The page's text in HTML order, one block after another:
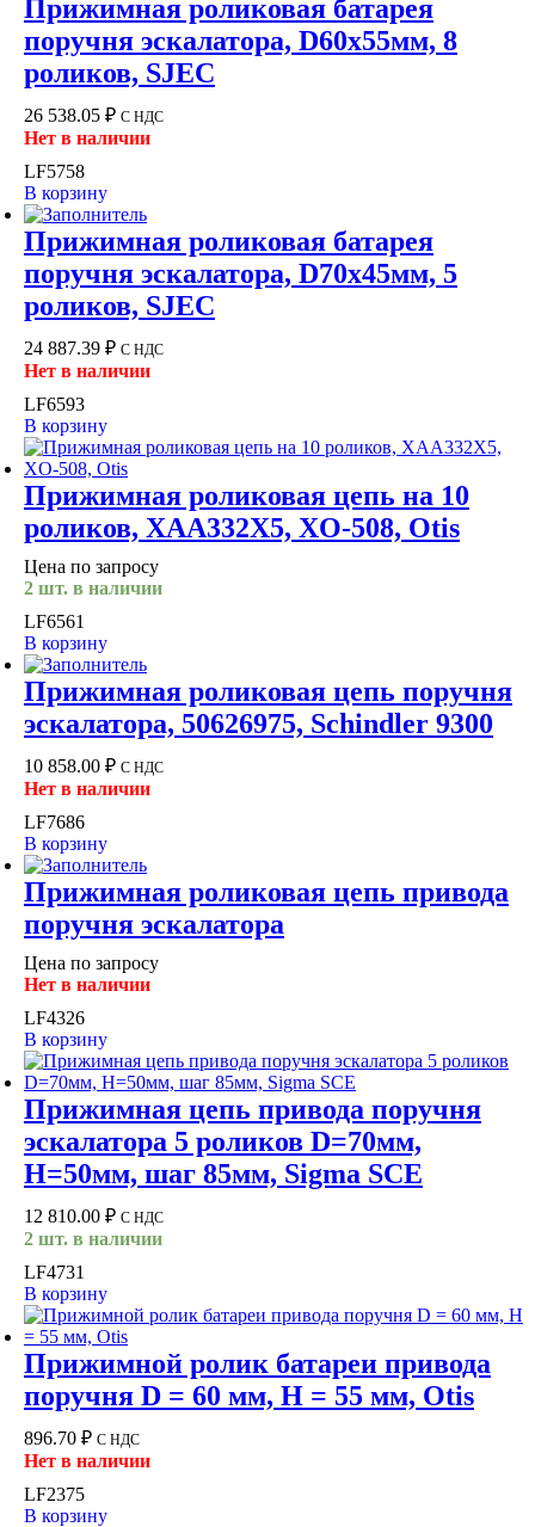
Прижимная роликовая батарея
поручня эскалатора, D60x55мм, 8
роликов, SJEC
26 538.05 ₽ С НДС
Нет в наличии
LF5758
В корзину
Прижимная роликовая батарея
поручня эскалатора, D70x45мм, 5
роликов, SJEC
24 887.39 ₽ С НДС
Нет в наличии
LF6593
В корзину
Прижимная роликовая цепь на 10
роликов, XAA332X5, XO-508, Otis
Цена по запросу
2 шт. в наличии
LF6561
В корзину
Прижимная роликовая цепь поручня
эскалатора, 50626975, Schindler 9300
10 858.00 ₽ С НДС
Нет в наличии
LF7686
В корзину
Прижимная роликовая цепь привода
поручня эскалатора
Цена по запросу
Нет в наличии
LF4326
В корзину
Прижимная цепь привода поручня
эскалатора 5 роликов D=70мм,
H=50мм, шаг 85мм, Sigma SCE
12 810.00 ₽ С НДС
2 шт. в наличии
LF4731
В корзину
Прижимной ролик батареи привода
поручня D = 60 мм, H = 55 мм, Otis
896.70 ₽ С НДС
Нет в наличии
LF2375
В корзину